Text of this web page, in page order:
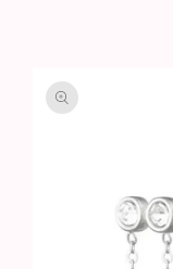
GA DIRECT NAAR
PRODUCTINFORMATIE